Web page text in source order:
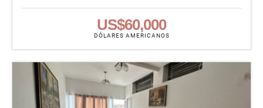
US$60,000
DÓLARES AMERICANOS